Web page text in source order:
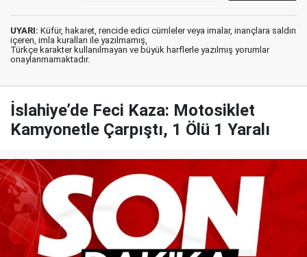
UYARI: Küfür, hakaret, rencide edici cümleler veya imalar, inançlara saldırı
içeren, imla kuralları ile yazılmamış,
Türkçe karakter kullanılmayan ve büyük harflerle yazılmış yorumlar
onaylanmamaktadır.
İslahiye’de Feci Kaza: Motosiklet
Kamyonetle Çarpıştı, 1 Ölü 1 Yaralı